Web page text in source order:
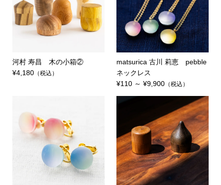
河村 寿昌 木の小箱②
¥4,180（税込）
matsurica 古川 莉恵 pebble
ネックレス
¥110 ～ ¥9,900 （税込）